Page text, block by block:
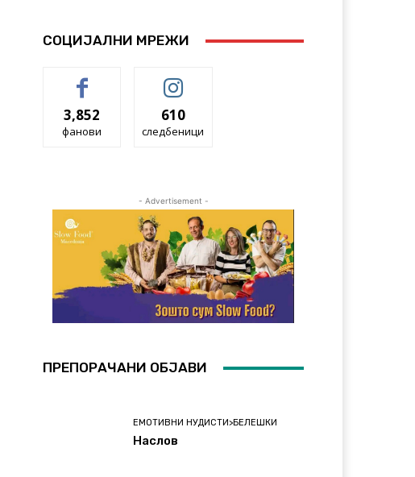
СОЦИЈАЛНИ МРЕЖИ
3,852
фанови
610
следбеници
- Advertisement -
ПРЕПОРАЧАНИ ОБЈАВИ
ЕМОТИВНИ НУДИСТИ>БЕЛЕШКИ
Наслов